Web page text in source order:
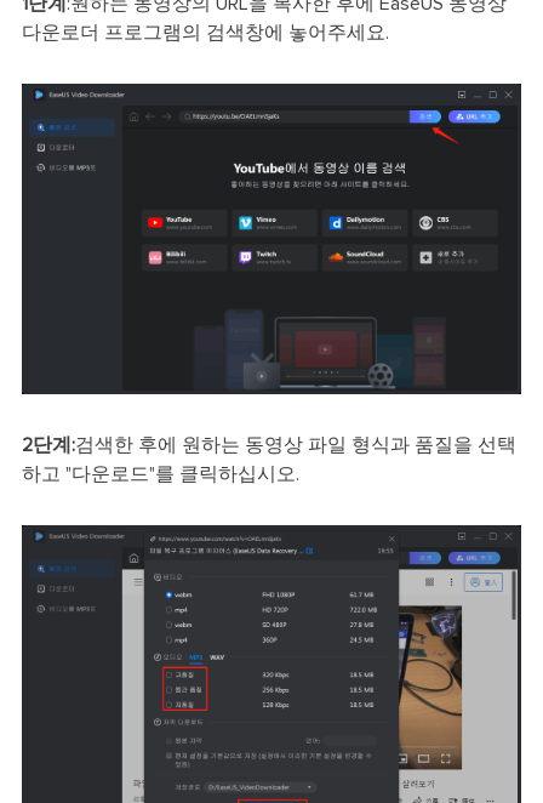
다운로더 프로그램의 검색창에 놓어주세요.
2단계:검색한 후에 원하는 동영상 파일 형식과 품질을 선택
하고 "다운로드"를 클릭하십시오.